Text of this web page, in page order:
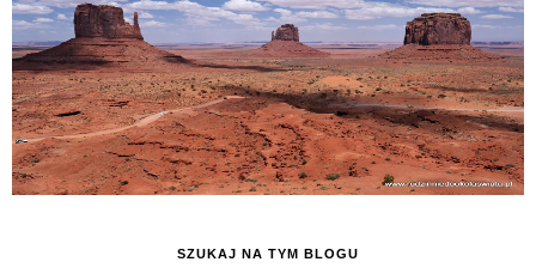
SZUKAJ NA TYM BLOGU